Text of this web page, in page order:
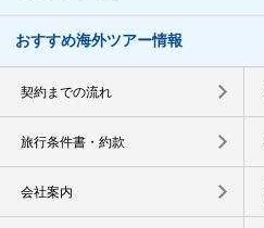
おすすめ海外ツアー情報
契約までの流れ
旅行条件書・約款
会社案内